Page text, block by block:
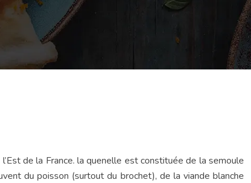
de la France. la quenelle est constituée de la semoule
du poisson (surtout du brochet), de la viande blanche